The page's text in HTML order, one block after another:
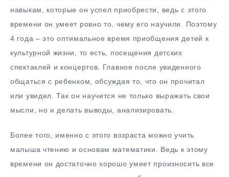
навыкам, которые он успел приобрести, ведь с этого
времени он умеет ровно то, чему его научили. Поэтому
4 года – это оптимальное время приобщения детей к
культурной жизни, то есть, посещения детских
спектаклей и концертов. Главное после увиденного
общаться с ребенком, обсуждая то, что он прочитал
или увидел. Так он научится не только выражать свои
мысли, но и делать выводы, анализировать.
Более того, именно с этого возраста можно учить
малыша чтению и основам математики. Ведь к этому
времени он достаточно хорошо умеет произносить все